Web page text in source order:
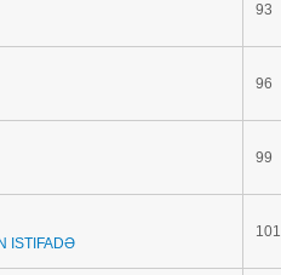
93
96
99
ISTIFADƏ
101